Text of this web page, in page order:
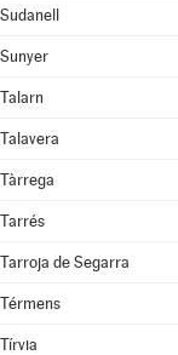
Sudanell
Sunyer
Talarn
Talavera
Tàrrega
Tarrés
Tarroja de Segarra
Térmens
Tírvia